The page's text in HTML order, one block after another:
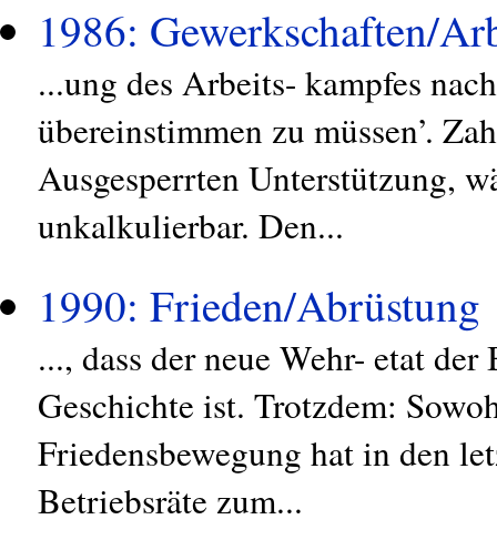
1986: Gewerkschaften/
...ung des Arbeits- kampfes
übereinstimmen zu müssen’.
Ausgesperrten Unterstützung,
unkalkulierbar. Den...
1990: Frieden/Abrüstung
..., dass der neue Wehr- etat
Geschichte ist. Trotzdem:
Friedensbewegung hat in den
Betriebsräte zum...